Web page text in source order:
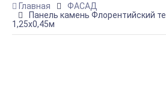
Главная
ФАСАД
Панель камень Флорентийский
1,25х0,45м